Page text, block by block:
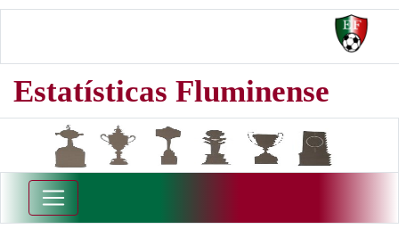
Estatísticas Fluminense